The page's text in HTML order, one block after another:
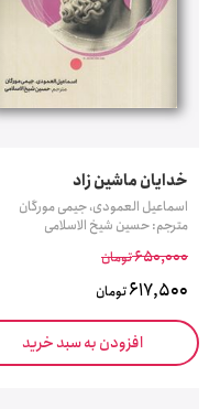
خدایان ماشین زاد
اسماعیل العمودی، جیمی مورگان
مترجم: حسین شیخ الاسلامی
650,000تومان
617,500تومان
افزودن به سبد خرید